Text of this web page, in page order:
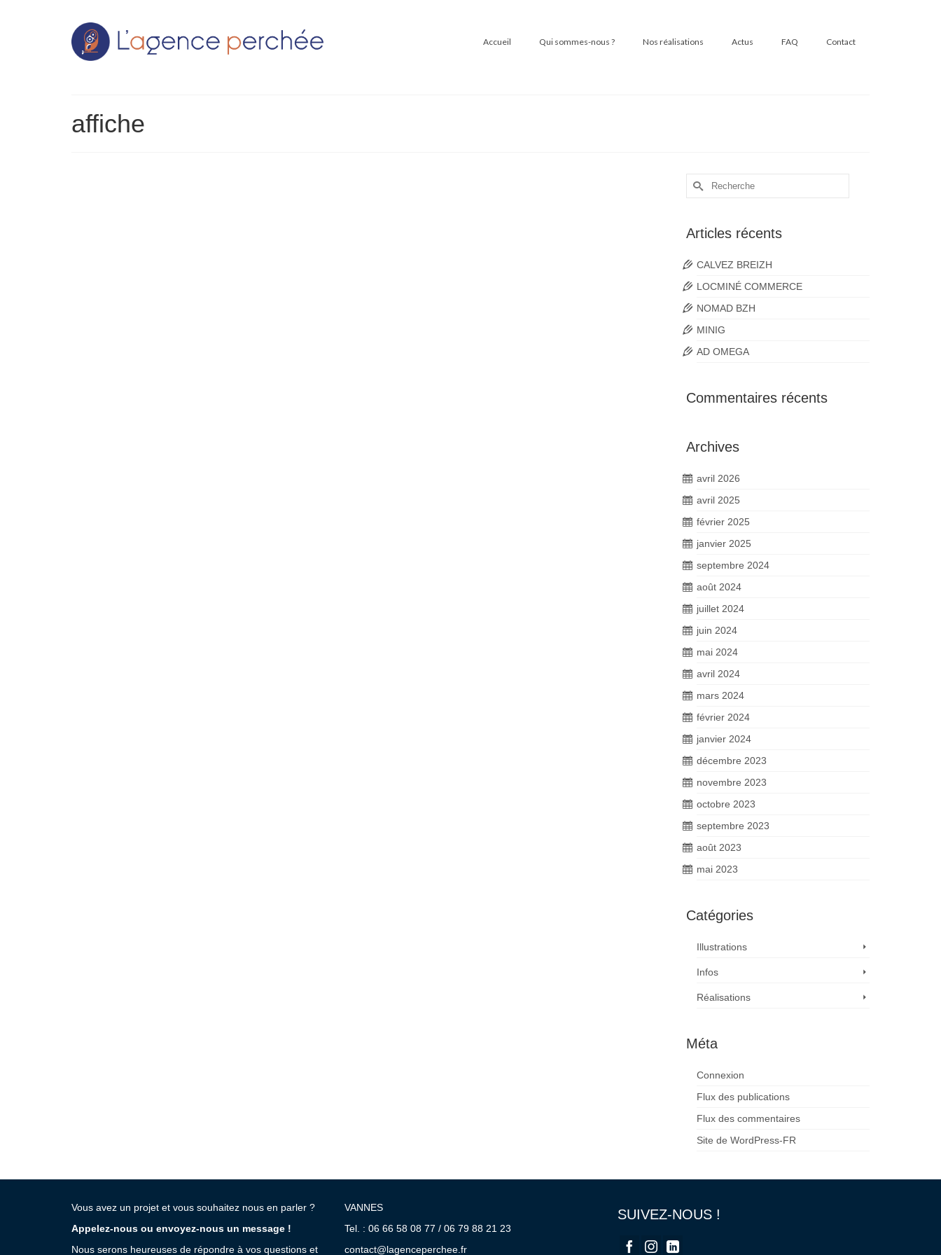
Accueil Qui sommes-nous ? Nos réalisations Actus FAQ Contact
affiche
Rechercher :
Articles récents
CALVEZ BREIZH
LOCMINÉ COMMERCE
NOMAD BZH
MINIG
AD OMEGA
Commentaires récents
Archives
avril 2026
avril 2025
février 2025
janvier 2025
septembre 2024
août 2024
juillet 2024
juin 2024
mai 2024
avril 2024
mars 2024
février 2024
janvier 2024
décembre 2023
novembre 2023
octobre 2023
septembre 2023
août 2023
mai 2023
Catégories
Illustrations
Infos
Réalisations
Méta
Connexion
Flux des publications
Flux des commentaires
Site de WordPress-FR
Vous avez un projet et vous souhaitez nous en parler ?
Appelez-nous ou envoyez-nous un message !
Nous serons heureuses de répondre à vos questions et
VANNES
Tel. : 06 66 58 08 77 / 06 79 88 21 23
contact@lagenceperchee.fr
SUIVEZ-NOUS !